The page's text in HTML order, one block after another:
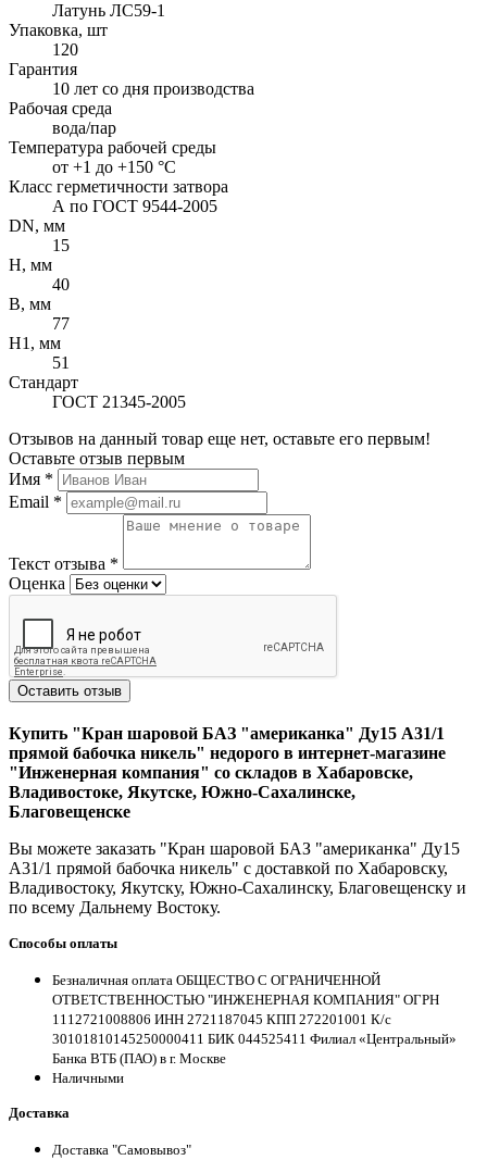
Латунь ЛС59-1
Упаковка, шт
120
Гарантия
10 лет со дня производства
Рабочая среда
вода/пар
Температура рабочей среды
от +1 до +150 °С
Класс герметичности затвора
А по ГОСТ 9544-2005
DN, мм
15
H, мм
40
B, мм
77
H1, мм
51
Стандарт
ГОСТ 21345-2005
Отзывов на данный товар еще нет, оставьте его первым!
Оставьте отзыв первым
Имя *
Email *
Текст отзыва *
Оценка
Оставить отзыв
Купить "Кран шаровой БАЗ "американка" Ду15 А31/1
прямой бабочка никель" недорого в интернет-магазине
"Инженерная компания" со складов в Хабаровске,
Владивостоке, Якутске, Южно-Сахалинске,
Благовещенске
Вы можете заказать "Кран шаровой БАЗ "американка" Ду15
А31/1 прямой бабочка никель" с доставкой по Хабаровску,
Владивостоку, Якутску, Южно-Сахалинску, Благовещенску и
по всему Дальнему Востоку.
Способы оплаты
Безналичная оплата ОБЩЕСТВО С ОГРАНИЧЕННОЙ
ОТВЕТСТВЕННОСТЬЮ "ИНЖЕНЕРНАЯ КОМПАНИЯ" ОГРН
1112721008806 ИНН 2721187045 КПП 272201001 К/с
30101810145250000411 БИК 044525411 Филиал «Центральный»
Банка ВТБ (ПАО) в г. Москве
Наличными
Доставка
Доставка "Самовывоз"